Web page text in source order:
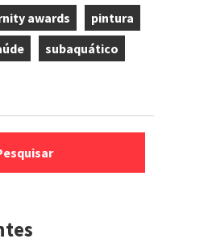
awards
pintura
,
subaquático